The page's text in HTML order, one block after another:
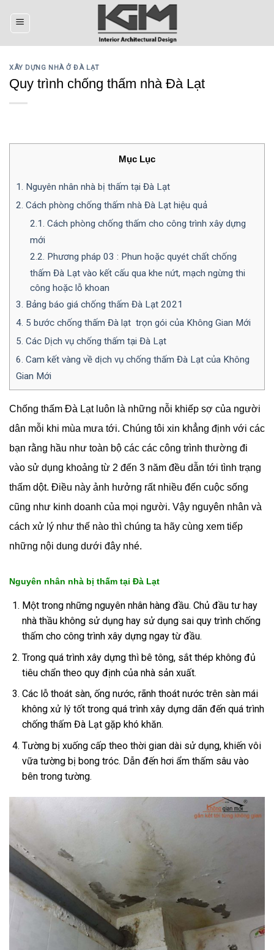
XÂY DỰNG NHÀ Ở ĐÀ LẠT
Quy trình chống thấm nhà Đà Lạt
Mục Lục
1. Nguyên nhân nhà bị thấm tại Đà Lạt
2. Cách phòng chống thấm nhà Đà Lạt hiệu quả
2.1. Cách phòng chống thấm cho công trình xây dựng
mới
2.2. Phương pháp 03 : Phun hoặc quyét chất chống
thấm Đà Lạt vào kết cấu qua khe nứt, mạch ngừng thi
công hoặc lỗ khoan
3. Bảng báo giá chống thấm Đà Lạt 2021
4. 5 bước chống thấm Đà lạt trọn gói của Không Gian Mới
5. Các Dịch vụ chống thấm tại Đà Lạt
6. Cam kết vàng về dịch vụ chống thấm Đà Lạt của Không
Gian Mới
Chống thấm Đà Lạt luôn là những nỗi khiếp sợ của người
dân mỗi khi mùa mưa tới. Chúng tôi xin khẳng định với các
bạn rằng hầu như toàn bộ các các công trình thường đi
vào sử dụng khoảng từ 2 đến 3 năm đều dẫn tới tình trạng
thấm dột. Điều này ảnh hưởng rất nhiều đến cuộc sống
cũng như kinh doanh của mọi người. Vậy nguyên nhân và
cách xử lý như thế nào thì chúng ta hãy cùng xem tiếp
những nội dung dưới đây nhé.
Nguyên nhân nhà bị thấm tại Đà Lạt
Một trong những nguyên nhân hàng đầu. Chủ đầu tư hay
nhà thầu không sử dụng hay sử dụng sai quy trình chống
thấm cho công trình xây dựng ngay từ đầu.
Trong quá trình xây dựng thì bê tông, sắt thép không đủ
tiêu chẩn theo quy định của nhà sản xuất.
Các lỗ thoát sàn, ống nước, rãnh thoát nước trên sàn mái
không xử lý tốt trong quá trình xây dựng dãn đến quá trình
chống thấm Đà Lạt gặp khó khăn.
Tường bị xuống cấp theo thời gian dài sử dụng, khiến vôi
vữa tường bị bong tróc. Dẫn đến hơi ẩm thấm sâu vào
bên trong tường.